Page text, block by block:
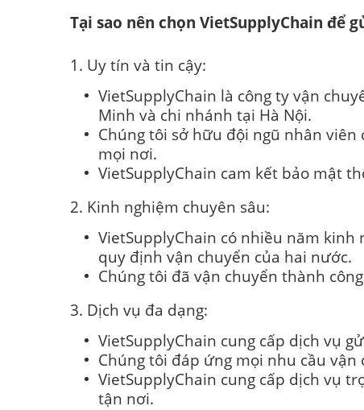
Tại sao nên chọn VietSupplyChain để
1. Uy tín và tin cậy:
VietSupplyChain là công ty vận
Minh và chi nhánh tại Hà Nội.
Chúng tôi sở hữu đội ngũ nhân
mọi nơi.
VietSupplyChain cam kết bảo mật
2. Kinh nghiệm chuyên sâu:
VietSupplyChain có nhiều năm
quy định vận chuyển của hai nước.
Chúng tôi đã vận chuyển thành
3. Dịch vụ đa dạng:
VietSupplyChain cung cấp dịch vụ
Chúng tôi đáp ứng mọi nhu cầu
VietSupplyChain cung cấp dịch vụ
tận nơi.